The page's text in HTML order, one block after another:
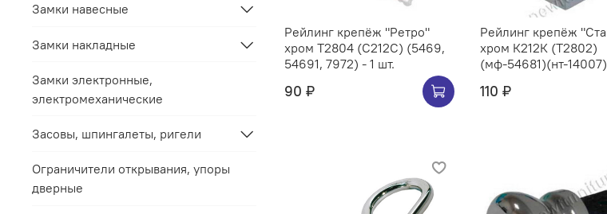
Рейлинг крепёж "Ретро"
хром Т2804 (С212C) (5469,
54691, 7972) - 1 шт.
90 ₽
Рейлинг крепёж "Стандарт"
хром К212К (Т2802)
(мф-54681)(нт-14007)
110 ₽
Замки навесные
Замки накладные
Замки электронные,
электромеханические
Засовы, шпингалеты, ригели
Ограничители открывания, упоры
дверные